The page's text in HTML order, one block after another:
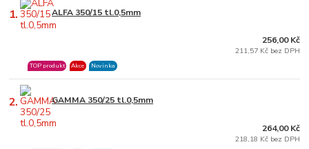
1. ALFA 350/15 tl.0,5mm
TOP produkt Akce Novinka
256,00 Kč
211,57 Kč bez DPH
2. GAMMA 350/25 tl.0,5mm
264,00 Kč
218,18 Kč bez DPH